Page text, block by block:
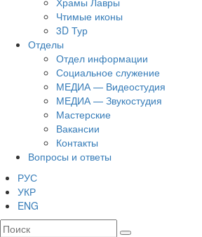
Чтимые иконы
3D Тур
Отделы
Отдел информации
Социальное служение
МЕДИА — Видеостудия
МЕДИА — Звукостудия
Мастерские
Вакансии
Контакты
Вопросы и ответы
РУС
УКР
ENG